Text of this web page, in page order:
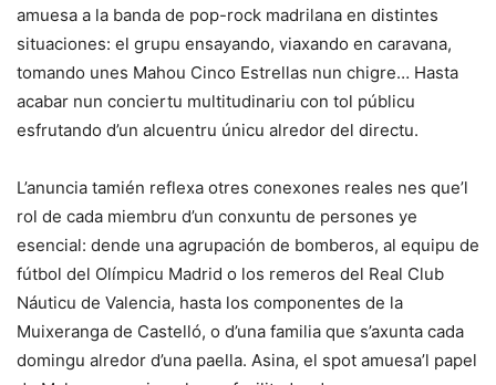
amuesa a la banda de pop-rock madrilana en distintes
situaciones: el grupu ensayando, viaxando en caravana,
tomando unes Mahou Cinco Estrellas nun chigre… Hasta
acabar nun conciertu multitudinariu con tol públicu
esfrutando d’un alcuentru únicu alredor del directu.
L’anuncia tamién reflexa otres conexones reales nes que’l
rol de cada miembru d’un conxuntu de persones ye
esencial: dende una agrupación de bomberos, al equipu de
fútbol del Olímpicu Madrid o los remeros del Real Club
Náuticu de Valencia, hasta los componentes de la
Muixeranga de Castelló, o d’una familia que s’axunta cada
domingu alredor d’una paella. Asina, el spot amuesa’l papel